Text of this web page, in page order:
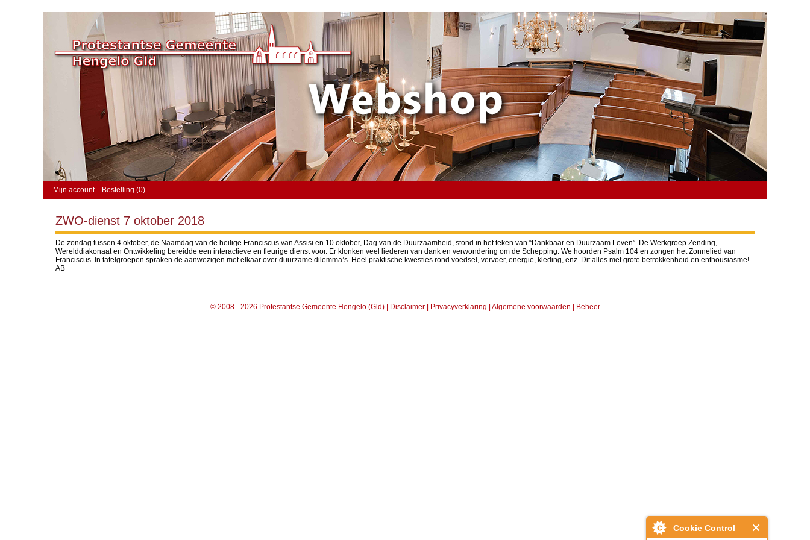
Cookie Control
Mijn account Bestelling (0)
ZWO-dienst 7 oktober 2018
De zondag tussen 4 oktober, de Naamdag van de heilige Franciscus van Assisi en 10 oktober, Dag van de Duurzaamheid, stond in het teken van “Dankbaar en Duurzaam Leven”. De Werkgroep Zending,
Werelddiakonaat en Ontwikkeling bereidde een interactieve en fleurige dienst voor. Er klonken veel liederen van dank en verwondering om de Schepping. We hoorden Psalm 104 en zongen het Zonnelied van
Franciscus. In tafelgroepen spraken de aanwezigen met elkaar over duurzame dilemma’s. Heel praktische kwesties rond voedsel, vervoer, energie, kleding, enz. Dit alles met grote betrokkenheid en enthousiasme!
AB
© 2008 - 2026 Protestantse Gemeente Hengelo (Gld) | Disclaimer| Privacyverklaring Algemene voorwaarden Beheer